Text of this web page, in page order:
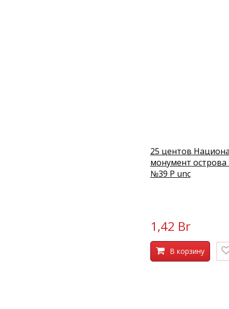
25 центов
монумент острова
№39 P unc
1,42 Br
В корзину